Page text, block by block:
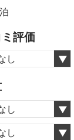
ミ評価
し
し
し